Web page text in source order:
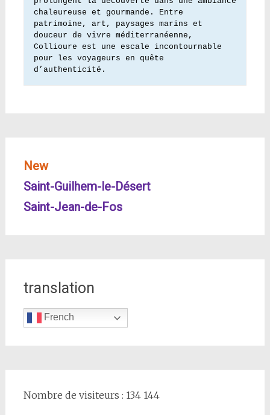
chaleureuse et gourmande. Entre
patrimoine, art, paysages marins et
douceur de vivre méditerranéenne,
Collioure est une escale incontournable
pour les voyageurs en quête
d’authenticité.
New
Saint-Guilhem-le-Désert
Saint-Jean-de-Fos
translation
French
Nombre de visiteurs : 134 144